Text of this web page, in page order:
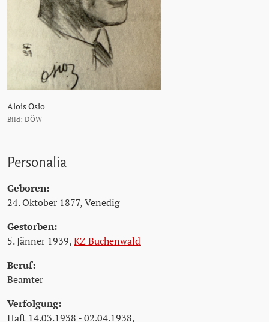
Alois Osio
Bild: DÖW
Personalia
Geboren:
24. Oktober 1877, Venedig
Gestorben:
5. Jänner 1939,KZ Buchenwald
Beruf:
Beamter
Verfolgung:
Haft 14.03.1938 - 02.04.1938,